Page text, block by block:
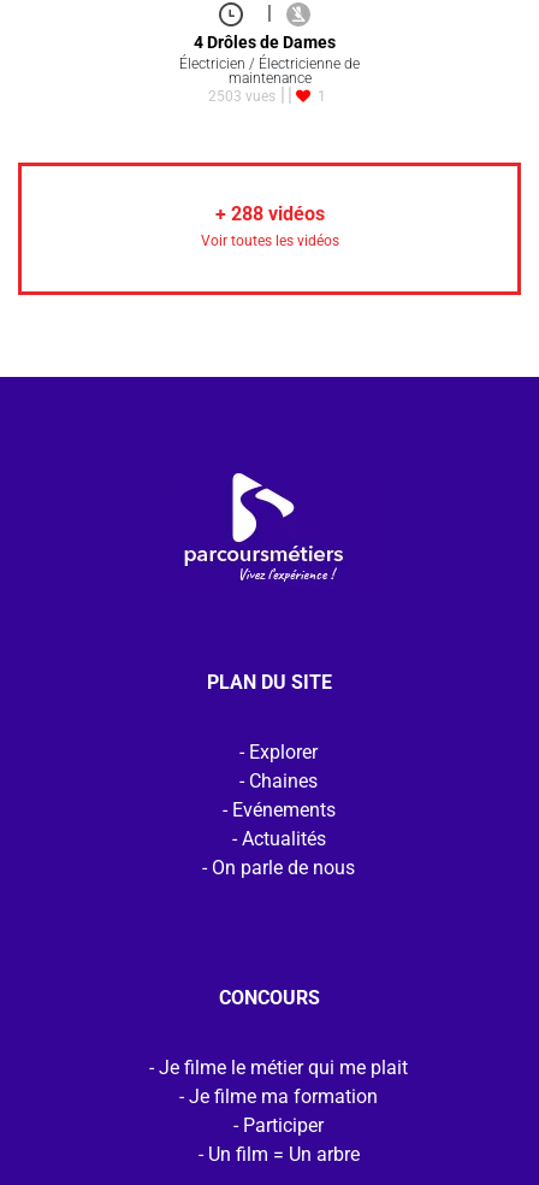
4 Drôles de Dames
Électricien / Électricienne de
maintenance
2503 vues
1
+ 288vidéos
Voir toutes les vidéos
PLAN DU SITE
Explorer
Chaines
Evénements
Actualités
On parle de nous
CONCOURS
Je filme le métier qui me plait
Je filme ma formation
Participer
Un film = Un arbre